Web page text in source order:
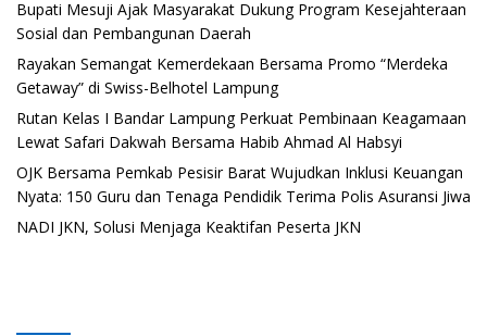
Bupati Mesuji Ajak Masyarakat Dukung Program Kesejahteraan
Sosial dan Pembangunan Daerah
Rayakan Semangat Kemerdekaan Bersama Promo “Merdeka
Getaway” di Swiss-Belhotel Lampung
Rutan Kelas I Bandar Lampung Perkuat Pembinaan Keagamaan
Lewat Safari Dakwah Bersama Habib Ahmad Al Habsyi
OJK Bersama Pemkab Pesisir Barat Wujudkan Inklusi Keuangan
Nyata: 150 Guru dan Tenaga Pendidik Terima Polis Asuransi Jiwa
NADI JKN, Solusi Menjaga Keaktifan Peserta JKN